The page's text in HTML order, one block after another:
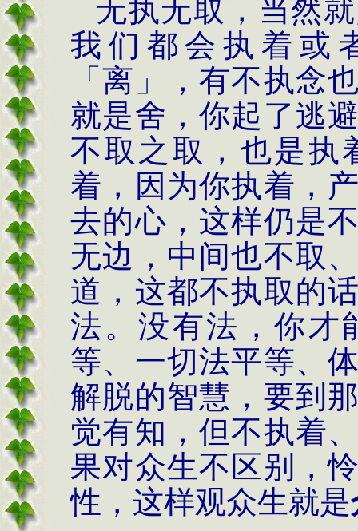
无执无取，当然
我们都会执着或
「离」，有不执念
就是舍，你起了逃
不取之取，也是执
着，因为你执着，
去的心，这样仍是
无边，中间也不取
道，这都不执取的
法。没有法，你才
等、一切法平等、
解脱的智慧，要到
觉有知，但不执着
果对众生不区别，
性，这样观众生就是